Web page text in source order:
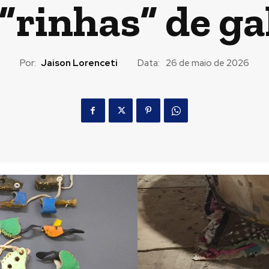
de
Por: Jaison Lorenceti Data: 26 de maio de 2026